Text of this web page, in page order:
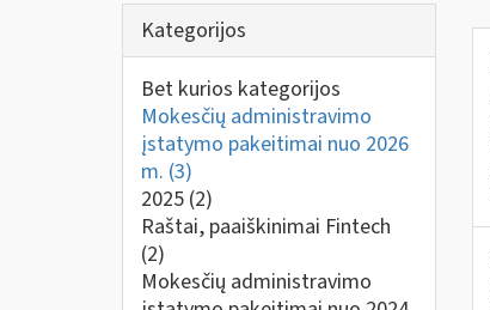
Kategorijos
Bet kurios kategorijos
Mokesčių administravimo
įstatymo pakeitimai nuo 2026
m. (3)
2025 (2)
Raštai, paaiškinimai Fintech
(2)
Mokesčių administravimo